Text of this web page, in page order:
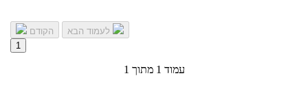
הקודם
1
עמוד 1 מתוך 1